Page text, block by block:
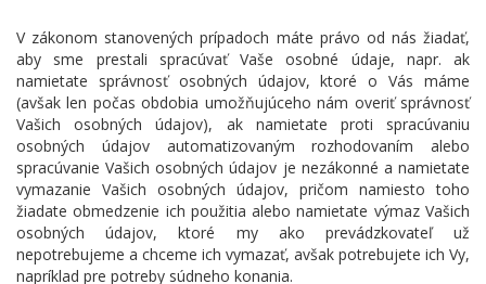
V zákonom stanovených prípadoch máte právo od nás žiadať,
aby sme prestali spracúvať Vaše osobné údaje, napr. ak
namietate správnosť osobných údajov, ktoré o Vás máme
(avšak len počas obdobia umožňujúceho nám overiť správnosť
Vašich osobných údajov), ak namietate proti spracúvaniu
osobných údajov automatizovaným rozhodovaním alebo
spracúvanie Vašich osobných údajov je nezákonné a namietate
vymazanie Vašich osobných údajov, pričom namiesto toho
žiadate obmedzenie ich použitia alebo namietate výmaz Vašich
osobných údajov, ktoré my ako prevádzkovateľ už
nepotrebujeme a chceme ich vymazať, avšak potrebujete ich Vy,
napríklad pre potreby súdneho konania.